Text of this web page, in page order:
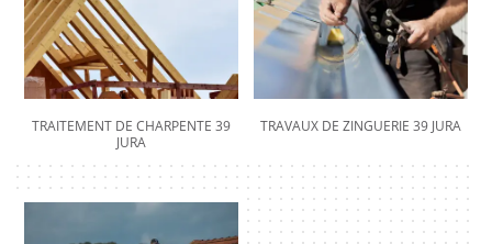
TRAITEMENT DE CHARPENTE 39
JURA
TRAVAUX DE ZINGUERIE 39 JURA